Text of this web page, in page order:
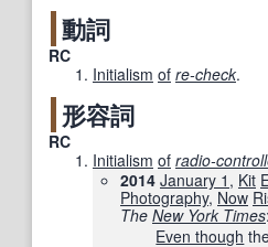
動詞
RC
Initialism of re-check.
形容詞
RC
Initialism of radio-
2014 January 1 , Kit
Photography, Now
The New York Times‎:
Even though